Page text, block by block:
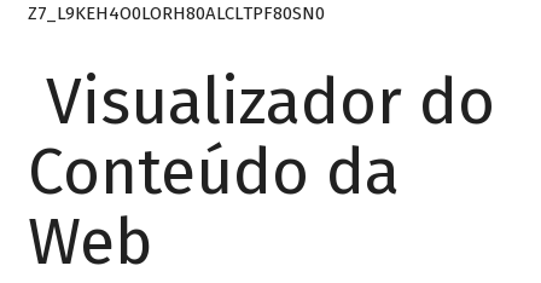
Z7_L9KEH4O0LORH80ALCLTPF80SN0
Visualizador do
Conteúdo da
Web